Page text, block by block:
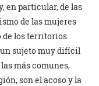
en particular, de las
de las mujeres
de los territorios
un sujeto muy difícil
más comunes,
son el acoso y la